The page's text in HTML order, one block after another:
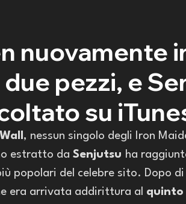
nuovamente
pezzi, e
su
, nessun singolo degli Iron
estratto da Senjutsu ha
popolari del celebre sito. Dopo di
era arrivata addirittura al quinto